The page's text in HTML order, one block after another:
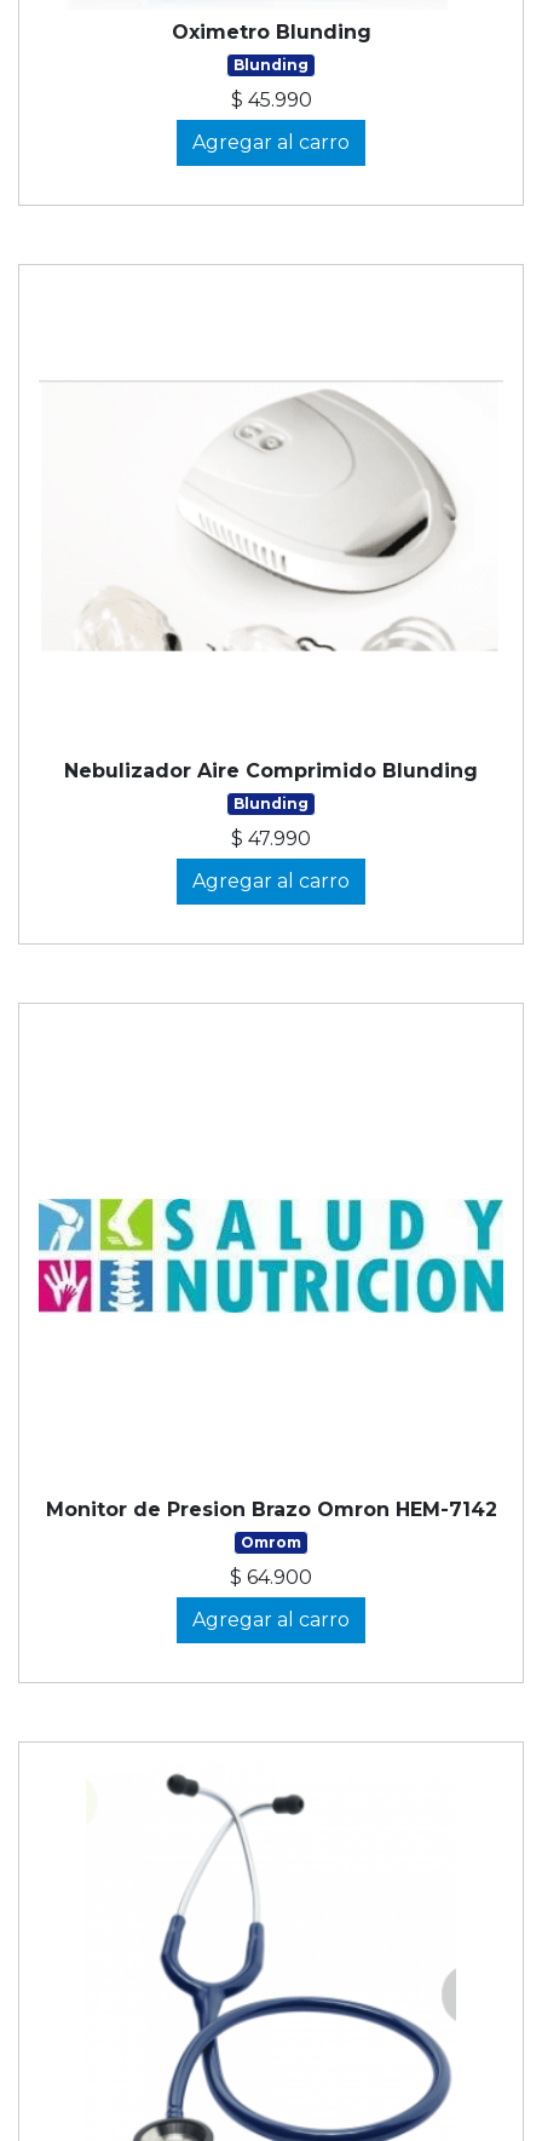
Oximetro Blunding
Blunding
$ 45.990
Agregar al carro
Nebulizador Aire Comprimido Blunding
Blunding
$ 47.990
Agregar al carro
Monitor de Presion Brazo Omron HEM-7142
Omrom
$ 64.900
Agregar al carro